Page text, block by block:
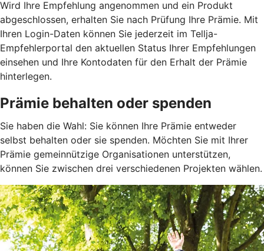
Wird Ihre Empfehlung angenommen und ein Produkt
abgeschlossen, erhalten Sie nach Prüfung Ihre Prämie. Mit
Ihren Login-Daten können Sie jederzeit im Tellja-
Empfehlerportal den aktuellen Status Ihrer Empfehlungen
einsehen und Ihre Kontodaten für den Erhalt der Prämie
hinterlegen.
Prämie behalten oder spenden
Sie haben die Wahl: Sie können Ihre Prämie entweder
selbst behalten oder sie spenden. Möchten Sie mit Ihrer
Prämie gemeinnützige Organisationen unterstützen,
können Sie zwischen drei verschiedenen Projekten wählen.